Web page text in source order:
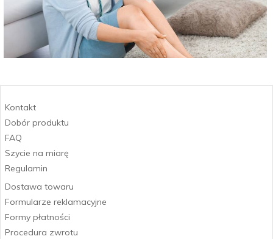
Kontakt
Dobór produktu
FAQ
Szycie na miarę
Regulamin
Dostawa towaru
Formularze reklamacyjne
Formy płatności
Procedura zwrotu